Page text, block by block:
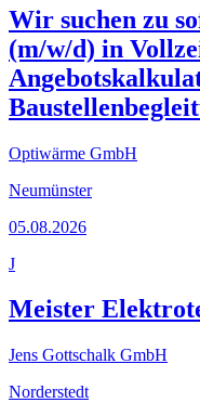
Wir suchen zu
(m/w/d) in
Optiwärme GmbH
Neumünster
05.08.2026
J
Meister
Jens Gottschalk GmbH
Norderstedt